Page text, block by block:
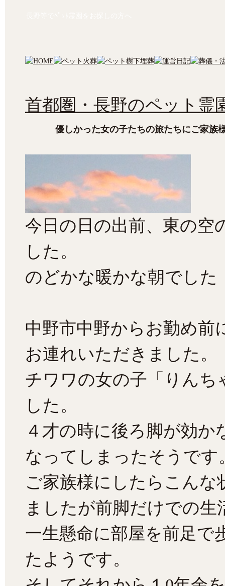
首都圏・長野のペット霊
優しかった女の子たちの旅たちにご家族
今日の日の出前、東の空
した。
のどかな暖かな朝でした
中野市中野からお勤め前
お連れいただきました。
チワワの女の子「りんち
した。
４才の時に後ろ脚が効
なってしまったそうです
ご家族様にしたらこん
ましたが前脚だけでの生
一生懸命に部屋を前足で
たようです。